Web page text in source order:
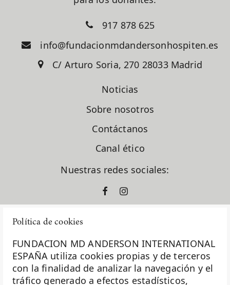
Política de cookies
FUNDACION MD ANDERSON INTERNATIONAL
ESPAÑA utiliza cookies propias y de terceros
con la finalidad de analizar la navegación y el
tráfico generado a efectos estadísticos,
917 878 625
info@fundacionmdandersonhospiten.es
C/ Arturo Soria, 270 28033 Madrid
Noticias
Sobre nosotros
Contáctanos
Canal ético
Nuestras redes sociales:
La Fundación MD Anderson España - Hospiten es
miembro de laAsociación Española de Fundaciones